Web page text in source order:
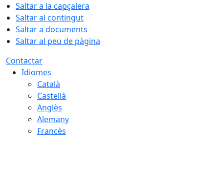
Saltar a la capçalera
Saltar al contingut
Saltar a documents
Saltar al peu de pàgina
Contactar
Idiomes
Català
Castellà
Anglès
Alemany
Francès